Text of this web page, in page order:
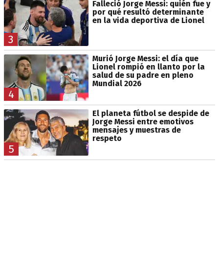
3
Falleció Jorge Messi: quién fue y
por qué resultó determinante
en la vida deportiva de Lionel
4
Murió Jorge Messi: el día que
Lionel rompió en llanto por la
salud de su padre en pleno
Mundial 2026
5
El planeta fútbol se despide de
Jorge Messi entre emotivos
mensajes y muestras de
respeto